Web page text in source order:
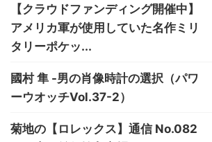
【クラウドファンディング開催中】
アメリカ軍が使用していた名作ミリ
タリーポケッ...
國村 隼 -男の肖像時計の選択（パワ
ーウオッチVol.37-2）
菊地の【ロレックス】通信 No.082